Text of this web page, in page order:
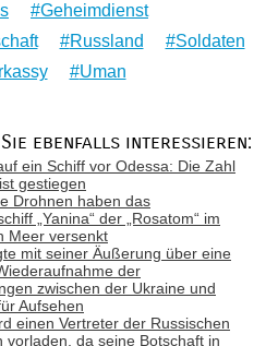
Geheimdienst
Russland
Soldaten
Uman
ebenfalls interessieren:
ein Schiff vor Odessa: Die Zahl
gestiegen
Drohnen haben das
„Yanina“ der „Rosatom“ im
Meer versenkt
mit seiner Äußerung über eine
der
zwischen der Ukraine und
Aufsehen
einen Vertreter der Russischen
vorladen, da seine Botschaft in